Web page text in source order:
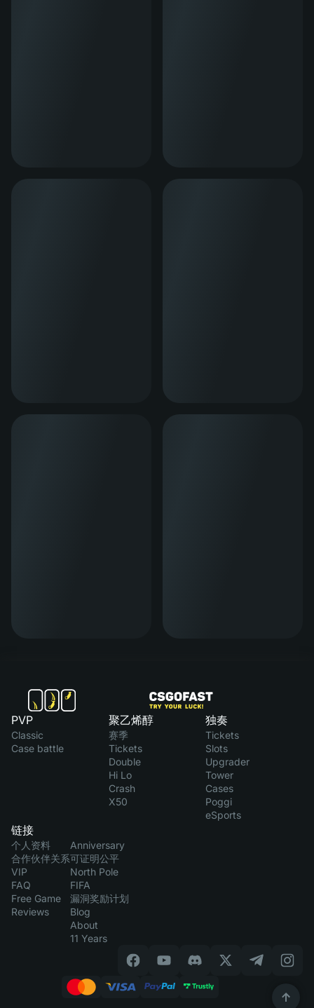
PVP
Classic
Case battle
聚乙烯醇
赛季
Tickets
Double
Hi Lo
Crash
X50
独奏
Tickets
Slots
Upgrader
Tower
Cases
Poggi
eSports
链接
个人资料
合作伙伴关系
VIP
FAQ
Free Game
Reviews
Anniversary
可证明公平
North Pole
FIFA
漏洞奖励计划
Blog
About
11 Years